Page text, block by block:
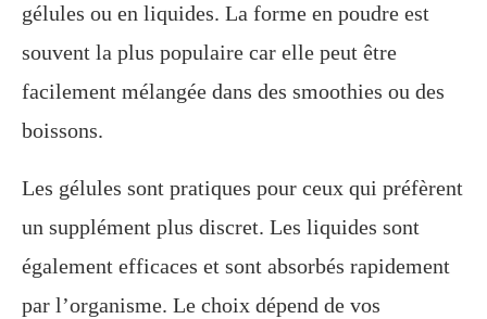
gélules ou en liquides. La forme en poudre est
souvent la plus populaire car elle peut être
facilement mélangée dans des smoothies ou des
boissons.
Les gélules sont pratiques pour ceux qui préfèrent
un supplément plus discret. Les liquides sont
également efficaces et sont absorbés rapidement
par l’organisme. Le choix dépend de vos